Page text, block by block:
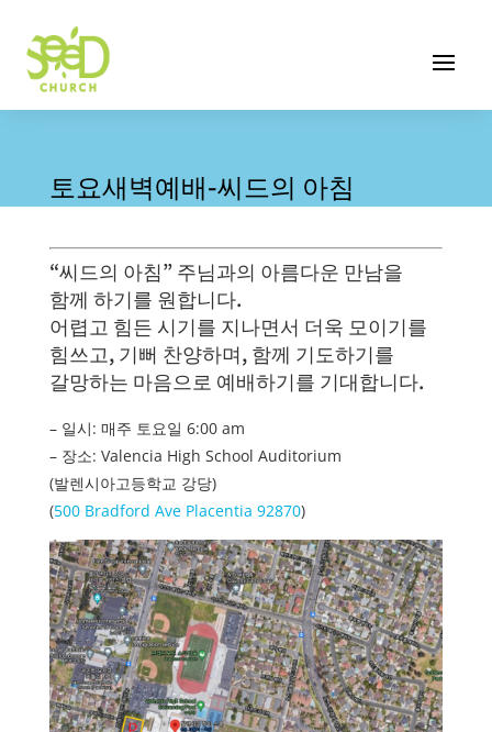
토요새벽예배-씨드의 아침
“씨드의 아침” 주님과의 아름다운 만남을
함께 하기를 원합니다.
어렵고 힘든 시기를 지나면서 더욱 모이기를
힘쓰고, 기뻐 찬양하며, 함께 기도하기를
갈망하는 마음으로 예배하기를 기대합니다.
– 일시: 매주 토요일 6:00 am
– 장소: Valencia High School Auditorium
(발렌시아고등학교 강당)
(500 Bradford Ave Placentia 92870)